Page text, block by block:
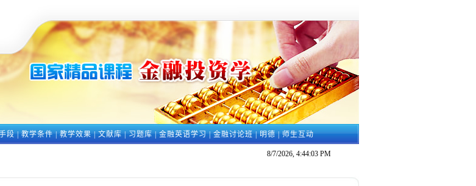
段|教学条件|教学效果|文献库|习题库|金融英语学习|金融讨论班|明德|师生互动
8/7/2026, 4:44:04 PM